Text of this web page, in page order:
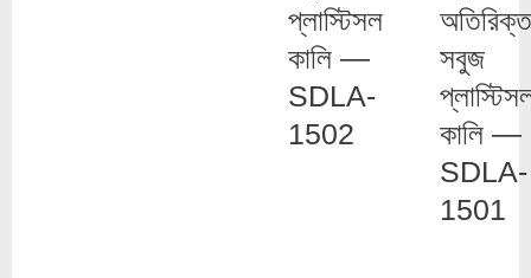
প্লাস্টিসল
কালি —
SDLA-
1502
অতিরিক্ত
সবুজ
কালি —
SDLA-
1501